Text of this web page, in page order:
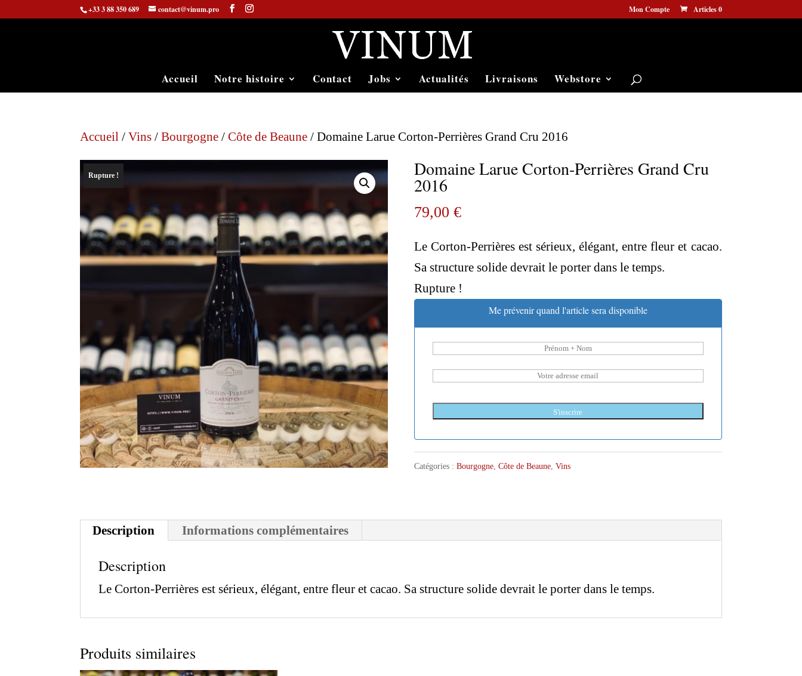
+33 3 88 350 689 contact@vinum.pro Mon Compte Articles 0
Accueil Notre histoire Contact Jobs Actualités Livraisons Webstore
Accueil /Vins /Bourgogne /Côte de Beaune / Domaine Larue Corton-Perrières Grand Cru 2016
Rupture ! Domaine Larue Corton-Perrières Grand Cru
2016
79,00 €
Le Corton-Perrières est sérieux, élégant, entre fleur et cacao.
Sa structure solide devrait le porter dans le temps.
Rupture !
Me prévenir quand l'article sera disponible
S'inscrire
Catégories : Bourgogne, Côte de Beaune, Vins
Description Informations complémentaires
Description
Le Corton-Perrières est sérieux, élégant, entre fleur et cacao. Sa structure solide devrait le porter dans le temps.
Produits similaires